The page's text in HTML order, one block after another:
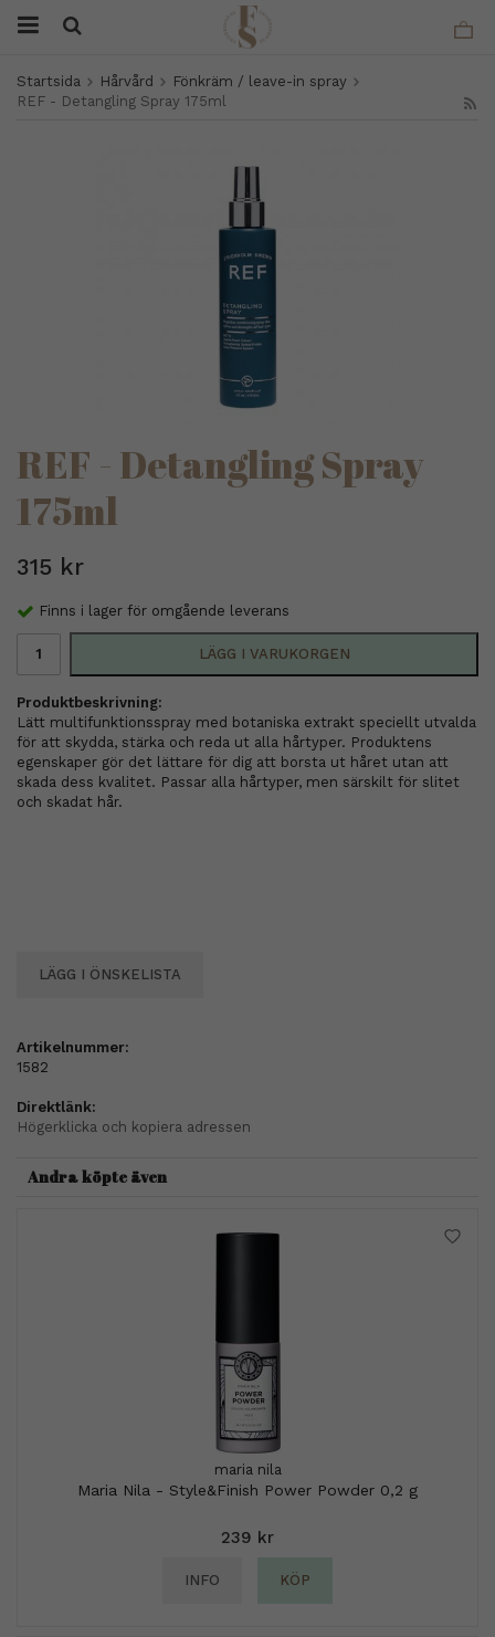
Startsida Hårvård
Fönkräm / leave-in spray
REF - Detangling Spray 175ml
REF - Detangling Spray
175ml
315 kr
Finns i lager för omgående leverans
LÄGG I VARUKORGEN
Produktbeskrivning:
Lätt multifunktionsspray med botaniska extrakt speciellt utvalda
för att skydda, stärka och reda ut alla hårtyper. Produktens
egenskaper gör det lättare för dig att borsta ut håret utan att
skada dess kvalitet. Passar alla hårtyper, men särskilt för slitet
och skadat hår.
LÄGG I ÖNSKELISTA
Artikelnummer:
1582
Direktlänk:
Högerklicka och kopiera adressen
Andra köpte även
maria nila
Maria Nila - Style&Finish Power Powder 0,2 g
239 kr
INFO KÖP